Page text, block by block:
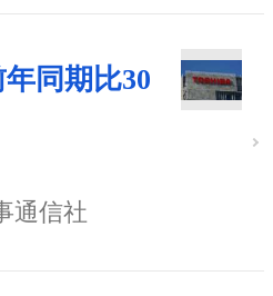
同期比30
通信社